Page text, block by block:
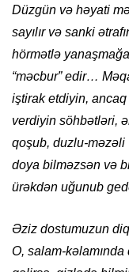
Düzgün və həyati
sayılır və sanki
hörmətlə
“məcbur” edir…
iştirak etdiyin,
verdiyin söhbətləri,
qoşub, duzlu-məzəli
doya bilməzsən və
ürəkdən uğunub
Əziz dostumuzun
O, salam-